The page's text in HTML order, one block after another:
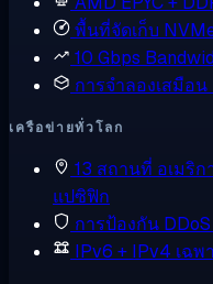
พื้นที่จัดเก็บ
10 Gbps
การจำลองเสมือน
เครือข่ายทั่วโลก
13 สถานที่ อเมริก
แปซิฟิก
การป้องกัน DDoS
IPv6 + IPv4 เฉพ